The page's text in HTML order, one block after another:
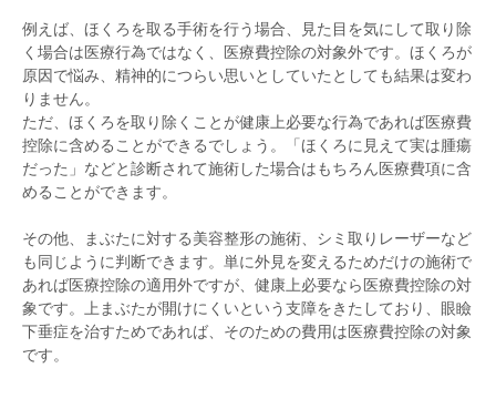
例えば、ほくろを取る手術を行う場合、見た目を気にして取り除
く場合は医療行為ではなく、医療費控除の対象外です。ほくろが
原因で悩み、精神的につらい思いとしていたとしても結果は変わ
りません。
ただ、ほくろを取り除くことが健康上必要な行為であれば医療費
控除に含めることができるでしょう。「ほくろに見えて実は腫瘍
だった」などと診断されて施術した場合はもちろん医療費項に含
めることができます。
その他、まぶたに対する美容整形の施術、シミ取りレーザーなど
も同じように判断できます。単に外見を変えるためだけの施術で
あれば医療控除の適用外ですが、健康上必要なら医療費控除の対
象です。上まぶたが開けにくいという支障をきたしており、眼瞼
下垂症を治すためであれば、そのための費用は医療費控除の対象
です。